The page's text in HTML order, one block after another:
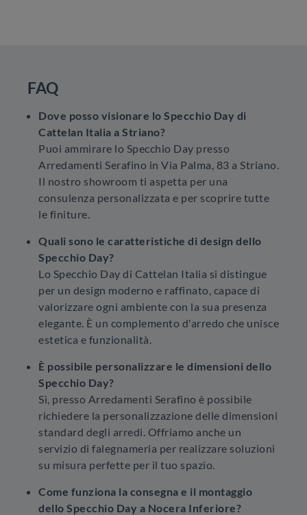
FAQ
Dove posso visionare lo Specchio Day di
Cattelan Italia a Striano?
Puoi ammirare lo Specchio Day presso
Arredamenti Serafino in Via Palma, 83 a Striano.
Il nostro showroom ti aspetta per una
consulenza personalizzata e per scoprire tutte
le finiture.
Quali sono le caratteristiche di design dello
Specchio Day?
Lo Specchio Day di Cattelan Italia si distingue
per un design moderno e raffinato, capace di
valorizzare ogni ambiente con la sua presenza
elegante. È un complemento d'arredo che unisce
estetica e funzionalità.
È possibile personalizzare le dimensioni dello
Specchio Day?
Sì, presso Arredamenti Serafino è possibile
richiedere la personalizzazione delle dimensioni
standard degli arredi. Offriamo anche un
servizio di falegnameria per realizzare soluzioni
su misura perfette per il tuo spazio.
Come funziona la consegna e il montaggio
dello Specchio Day a Nocera Inferiore?